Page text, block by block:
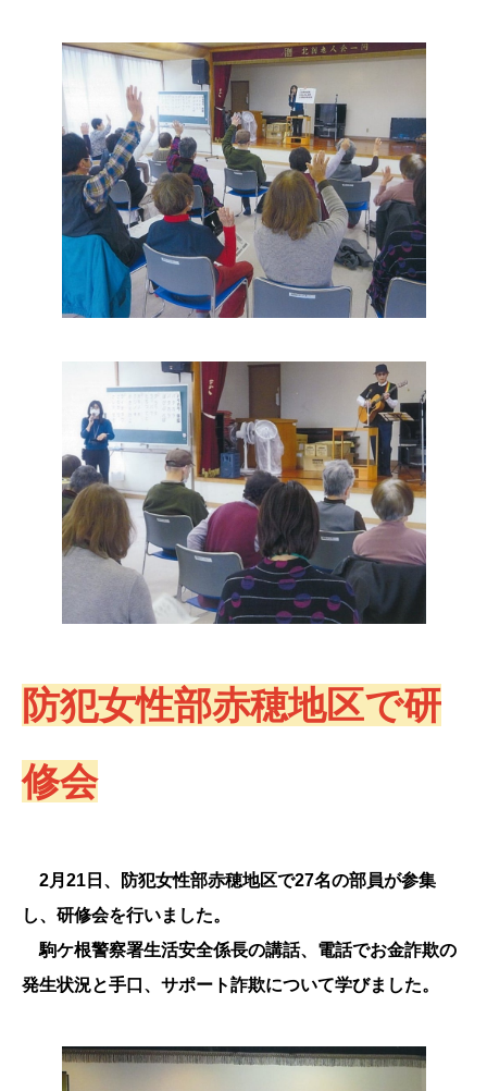
防犯女性部赤穂地区で研
修会
2月21日、防犯女性部赤穂地区で27名の部員が参集
し、研修会を行いました。
駒ケ根警察署生活安全係長の講話、電話でお金詐欺の
発生状況と手口、サポート詐欺について学びました。